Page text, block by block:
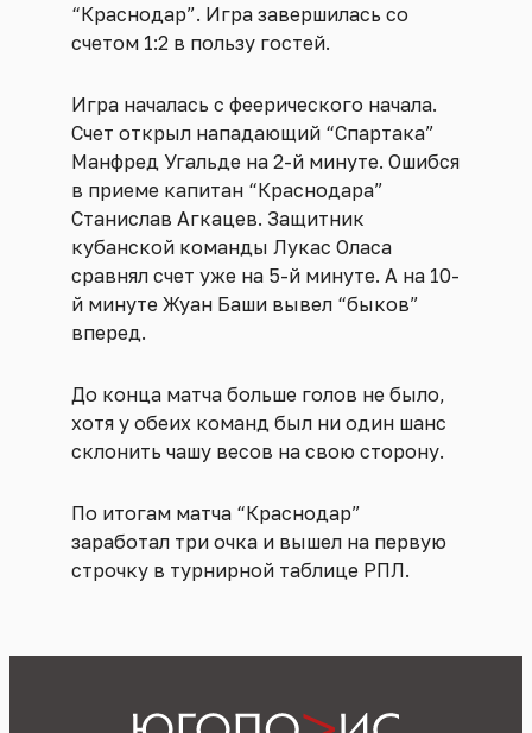
“Краснодар”. Игра завершилась со
счетом 1:2 в пользу гостей.
Игра началась с феерического начала.
Счет открыл нападающий “Спартака”
Манфред Угальде на 2-й минуте. Ошибся
в приеме капитан “Краснодара”
Станислав Агкацев. Защитник
кубанской команды Лукас Оласа
сравнял счет уже на 5-й минуте. А на 10-
й минуте Жуан Баши вывел “быков”
вперед.
До конца матча больше голов не было,
хотя у обеих команд был ни один шанс
склонить чашу весов на свою сторону.
По итогам матча “Краснодар”
заработал три очка и вышел на первую
строчку в турнирной таблице РПЛ.